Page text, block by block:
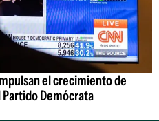
el crecimiento de
Demócrata